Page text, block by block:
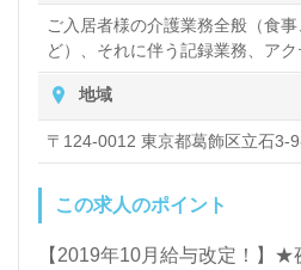
ご入居者様の介護業務全般（食
ど）、それに伴う記録業務、アク
など
地域
〒124-0012 東京都葛飾区立石3-
この求人のポイント
【2019年10月給与改定！】